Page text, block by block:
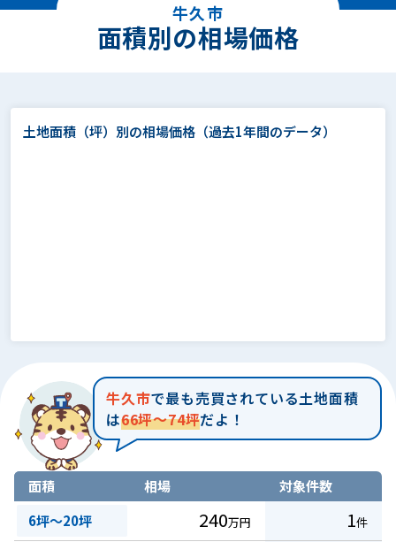
牛久市
面積別の相場価格
土地面積（坪）別の相場価格 （過去1年間のデータ）
牛久市で最も売買されている土地面積
は66坪～74坪だよ！
面積 相場
対象件数
6坪～20坪
240万円 1件